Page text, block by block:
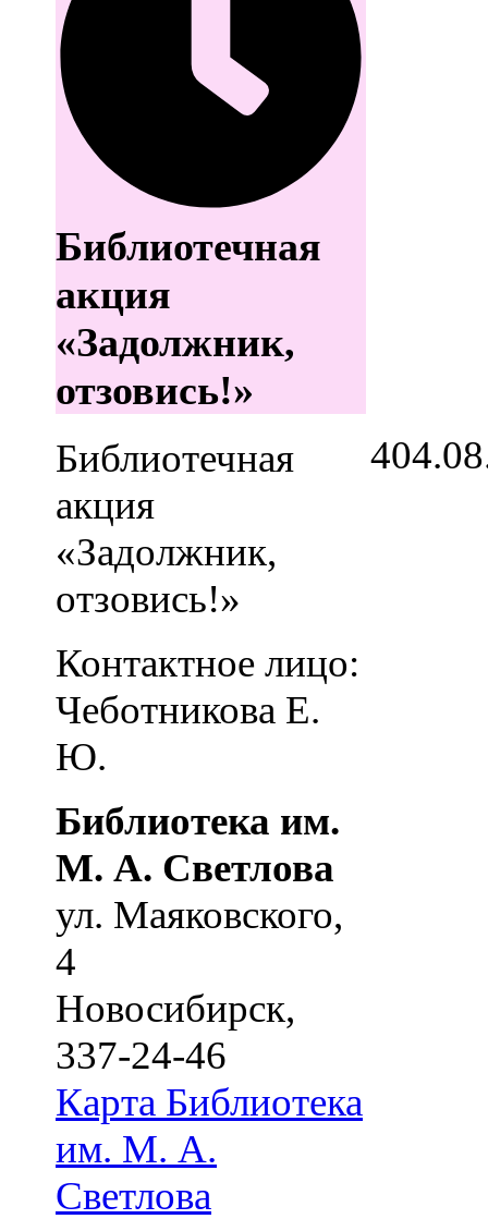
Библиотечная
акция
«Задолжник,
отзовись!»
Библиотечная
акция
«Задолжник,
отзовись!»
Контактное лицо:
Чеботникова Е.
Ю.
Библиотека им.
М. А. Светлова
ул. Маяковского,
4
Новосибирск,
337-24-46
Карта Библиотека
им. М. А.
Светлова
4